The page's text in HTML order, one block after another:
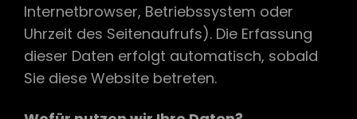
Internetbrowser, Betriebssystem oder
Uhrzeit des Seitenaufrufs). Die Erfassung
dieser Daten erfolgt automatisch, sobald
Sie diese Website betreten.